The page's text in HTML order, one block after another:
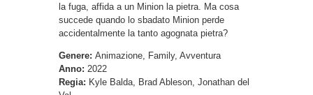
la fuga, affida a un Minion la pietra. Ma cosa
succede quando lo sbadato Minion perde
accidentalmente la tanto agognata pietra?
Genere: Animazione, Family, Avventura
Anno: 2022
Regia: Kyle Balda, Brad Ableson, Jonathan del